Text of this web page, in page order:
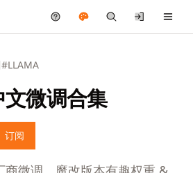
#LLAMA
微调合集
订阅